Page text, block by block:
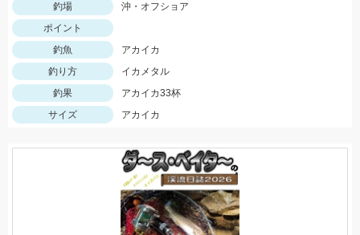
釣場
沖・オフショア
ポイント
釣魚
アカイカ
釣り方
イカメタル
釣果
アカイカ33杯
サイズ
アカイカ